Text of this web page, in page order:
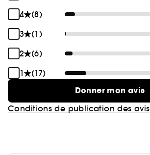
4
(8)
3
(1)
2
(6)
1
(17)
Donner mon avis
Conditions de publication des avis